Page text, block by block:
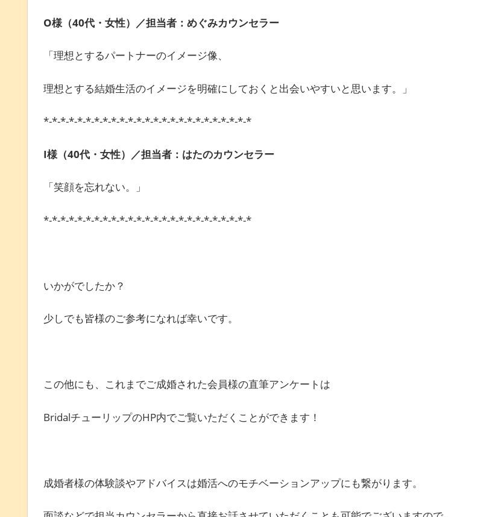
O様（40代・女性）／担当者：めぐみカウンセラー
「理想とするパートナーのイメージ像、
理想とする結婚生活のイメージを明確にしておくと出会いやすいと思います。」
*-*-*-*-*-*-*-*-*-*-*-*-*-*-*-*-*-*-*-*-*-*-*-*-*
I様（40代・女性）／担当者：はたのカウンセラー
「笑顔を忘れない。」
*-*-*-*-*-*-*-*-*-*-*-*-*-*-*-*-*-*-*-*-*-*-*-*-*
いかがでしたか？
少しでも皆様のご参考になれば幸いです。
この他にも、これまでご成婚された会員様の直筆アンケートは
BridalチューリップのHP内でご覧いただくことができます！
成婚者様の体験談やアドバイスは婚活へのモチベーションアップにも繋がります。